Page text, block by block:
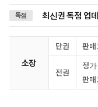
독점 최신권 독점 업
소장
단권 판매
전권
정가
판매